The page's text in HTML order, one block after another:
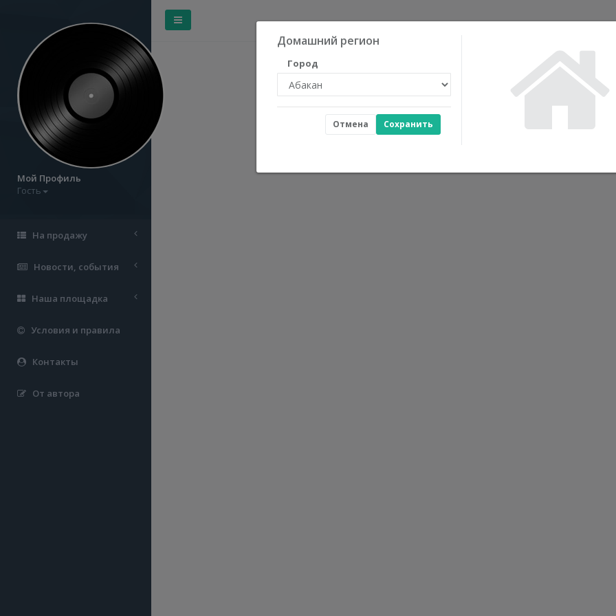
Мой Профиль
Гость
На продажу
Новости, события
Наша площадка
Условия и правила
Контакты
От автора
Домашний регион
Город
Сохранить
Отмена